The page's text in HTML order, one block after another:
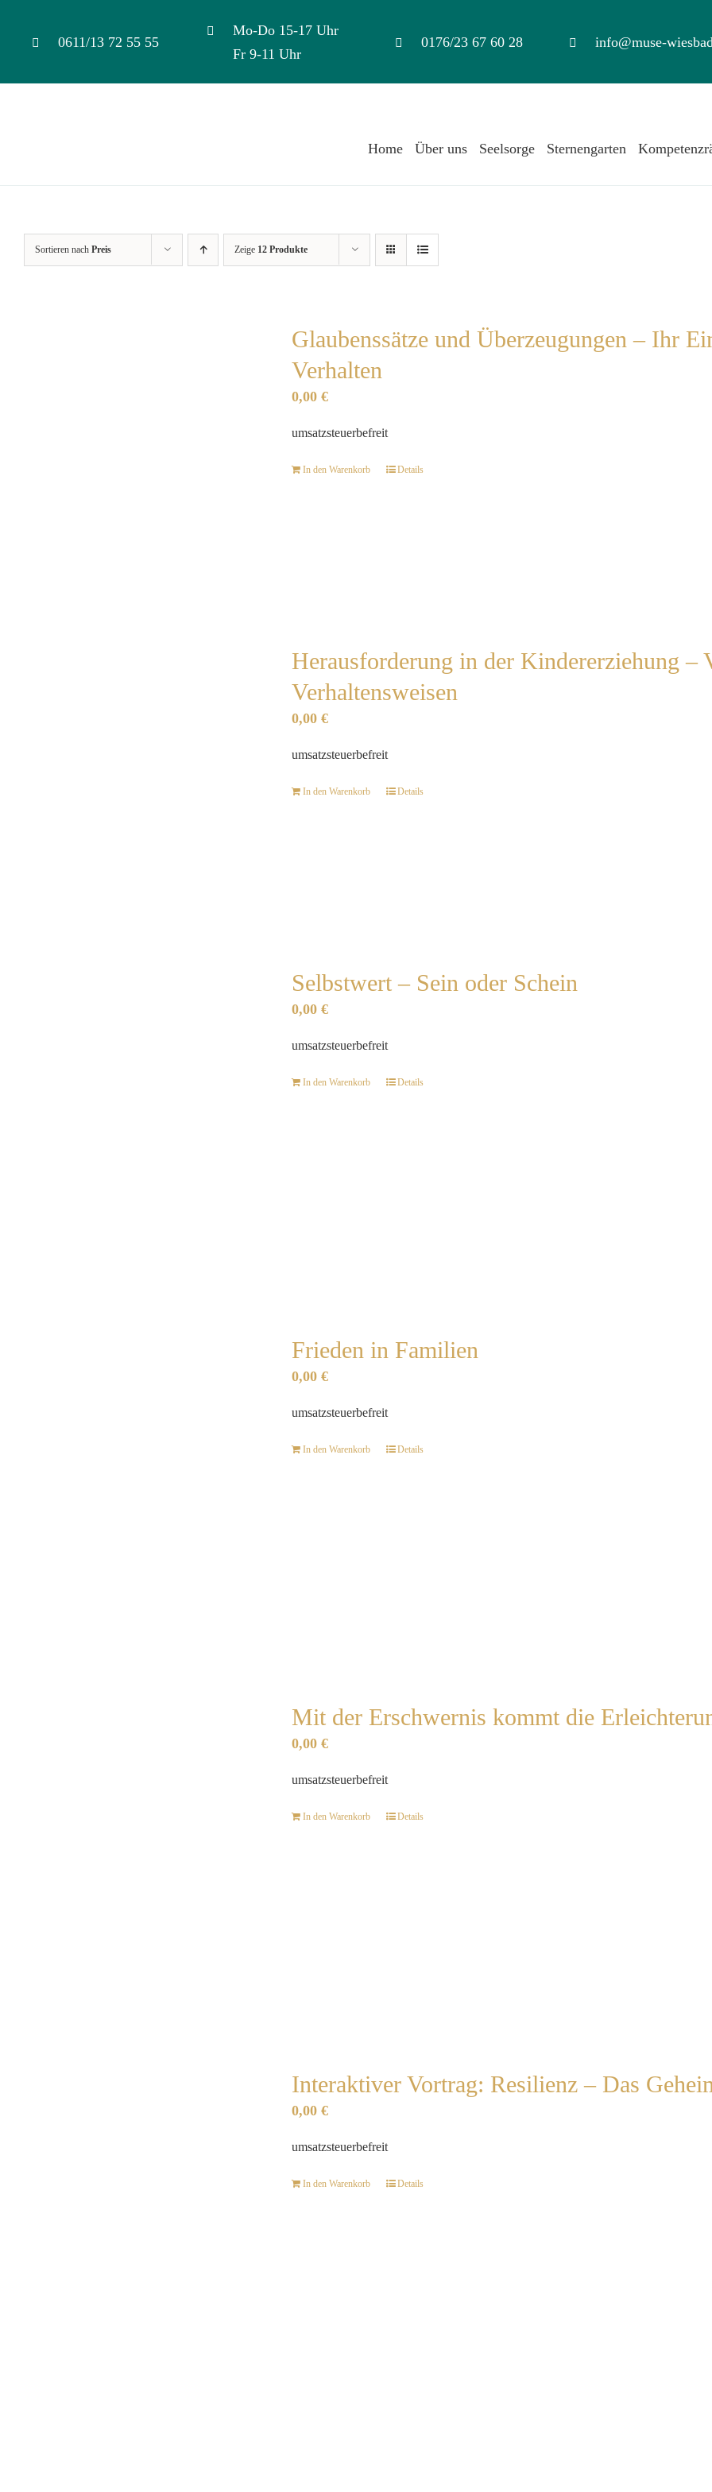
0611/13 72 55 55
Mo-Do 15-17 Uhr
Fr 9-11 Uhr
0176/23 67 60 28 info@muse-
Home Über uns Seelsorge Sternengarten
Sortieren nach Preis Zeige 12 Produkte
Glaubenssätze und Überzeugungen – Ihr
Verhalten
0,00€
umsatzsteuerbefreit
In den Warenkorb Details
Herausforderung in der Kindererziehung –
Verhaltensweisen
0,00€
umsatzsteuerbefreit
In den Warenkorb Details
Selbstwert – Sein oder Schein
0,00€
umsatzsteuerbefreit
In den Warenkorb Details
Frieden in Familien
0,00€
umsatzsteuerbefreit
In den Warenkorb Details
Mit der Erschwernis kommt die
0,00€
umsatzsteuerbefreit
In den Warenkorb Details
Interaktiver Vortrag: Resilienz – Das
0,00€
umsatzsteuerbefreit
In den Warenkorb Details